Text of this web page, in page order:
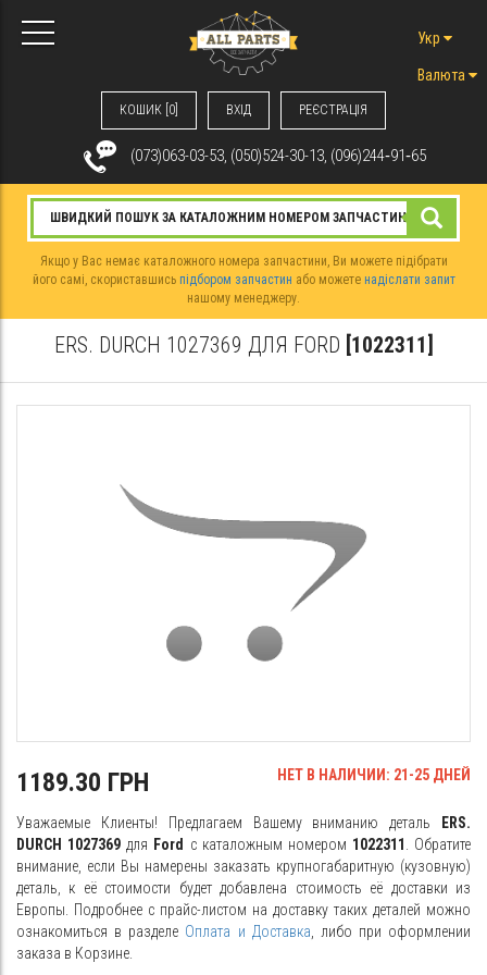
КОШИК [0] ВХIД РЕЄСТРАЦІЯ
Укр
Валюта
(073)063-03-53, (050)524-30-13, (096)244‑91‑65
Якщо у Вас немає каталожного номера запчастини, Ви можете підібрати
його самі, скориставшись підбором запчастин або можете надіслати запит
нашому менеджеру.
ERS. DURCH 1027369 ДЛЯ FORD [1022311]
1189.30 ГРН НЕТ В НАЛИЧИИ: 21-25 ДНЕЙ
Уважаемые Клиенты! Предлагаем Вашему вниманию деталь
ERS.
DURCH 1027369 для Ford с каталожным номером 1022311
. Обратите
внимание, если Вы намерены заказать крупногабаритную (кузовную)
деталь, к её стоимости будет добавлена стоимость её доставки из
Европы. Подробнее с прайс-листом на доставку таких деталей можно
ознакомиться в разделе Оплата и Доставка , либо при оформлении
заказа в Корзине.